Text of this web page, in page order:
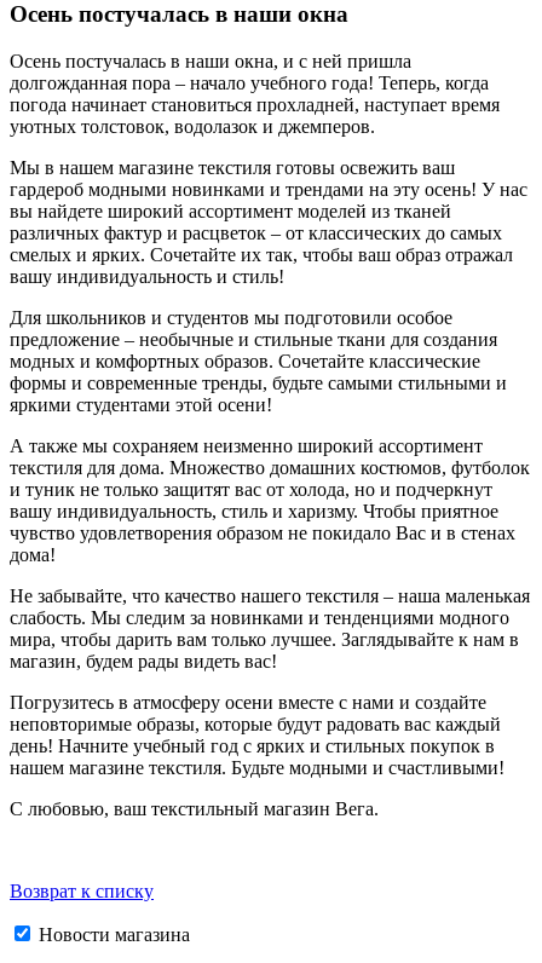
Осень постучалась в наши окна
Осень постучалась в наши окна, и с ней пришла
долгожданная пора – начало учебного года! Теперь, когда
погода начинает становиться прохладней, наступает время
уютных толстовок, водолазок и джемперов.
Мы в нашем магазине текстиля готовы освежить ваш
гардероб модными новинками и трендами на эту осень! У нас
вы найдете широкий ассортимент моделей из тканей
различных фактур и расцветок – от классических до самых
смелых и ярких. Сочетайте их так, чтобы ваш образ отражал
вашу индивидуальность и стиль!
Для школьников и студентов мы подготовили особое
предложение – необычные и стильные ткани для создания
модных и комфортных образов. Сочетайте классические
формы и современные тренды, будьте самыми стильными и
яркими студентами этой осени!
А также мы сохраняем неизменно широкий ассортимент
текстиля для дома. Множество домашних костюмов, футболок
и туник не только защитят вас от холода, но и подчеркнут
вашу индивидуальность, стиль и харизму. Чтобы приятное
чувство удовлетворения образом не покидало Вас и в стенах
дома!
Не забывайте, что качество нашего текстиля – наша маленькая
слабость. Мы следим за новинками и тенденциями модного
мира, чтобы дарить вам только лучшее. Заглядывайте к нам в
магазин, будем рады видеть вас!
Погрузитесь в атмосферу осени вместе с нами и создайте
неповторимые образы, которые будут радовать вас каждый
день! Начните учебный год с ярких и стильных покупок в
нашем магазине текстиля. Будьте модными и счастливыми!
С любовью, ваш текстильный магазин Вега.
Возврат к списку
Новости магазина